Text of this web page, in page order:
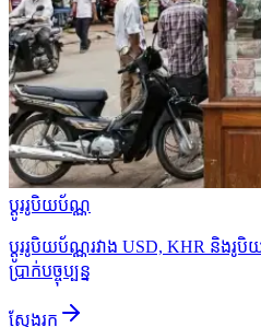
ប្ដូររូបិយប័ណ្ណ
ប្ដូររូបិយប័ណ្ណរវាង USD, KHR និងរូបិ
ប្រាក់បច្ចុប្បន្ន
ស្វែងរក